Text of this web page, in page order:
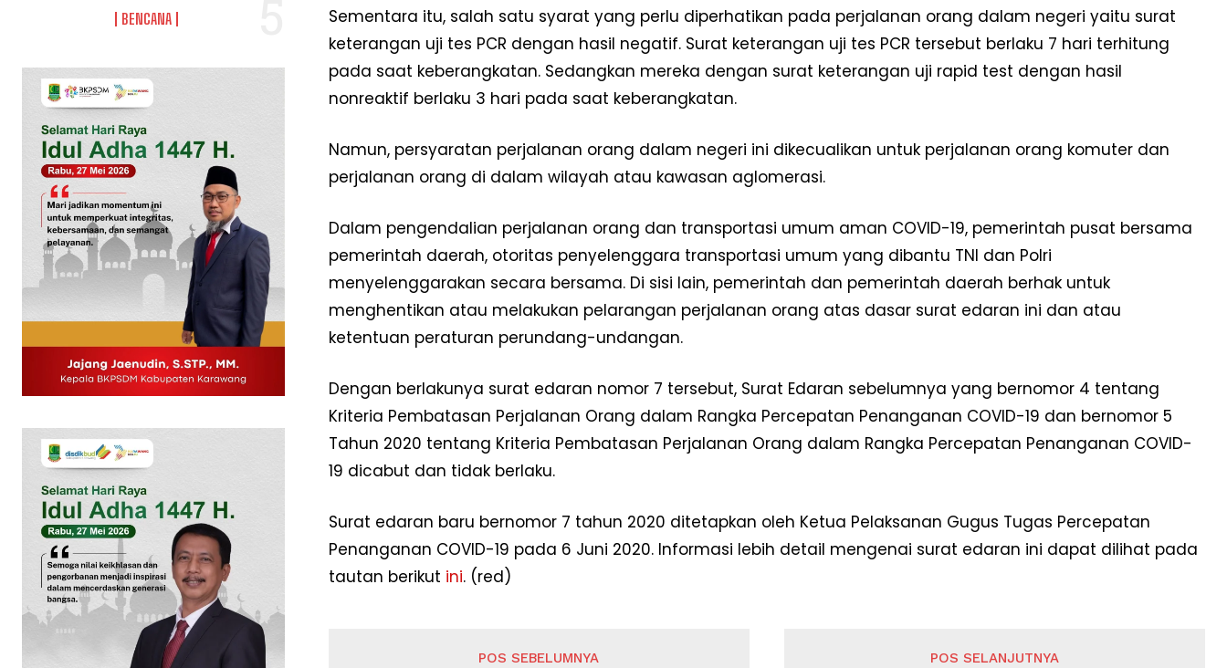
News Week
Magazine PRO
Company
Redaksi
Pedoman Media Siber
BENCANA
Sementara itu, salah satu syarat yang perlu diperhatikan pada perjalanan orang dalam negeri yaitu surat
keterangan uji tes PCR dengan hasil negatif. Surat keterangan uji tes PCR tersebut berlaku 7 hari terhitung
pada saat keberangkatan. Sedangkan mereka dengan surat keterangan uji rapid test dengan hasil
nonreaktif berlaku 3 hari pada saat keberangkatan.
Namun, persyaratan perjalanan orang dalam negeri ini dikecualikan untuk perjalanan orang komuter dan
perjalanan orang di dalam wilayah atau kawasan aglomerasi.
Dalam pengendalian perjalanan orang dan transportasi umum aman COVID-19, pemerintah pusat bersama
pemerintah daerah, otoritas penyelenggara transportasi umum yang dibantu TNI dan Polri
menyelenggarakan secara bersama. Di sisi lain, pemerintah dan pemerintah daerah berhak untuk
menghentikan atau melakukan pelarangan perjalanan orang atas dasar surat edaran ini dan atau
ketentuan peraturan perundang-undangan.
Dengan berlakunya surat edaran nomor 7 tersebut, Surat Edaran sebelumnya yang bernomor 4 tentang
Kriteria Pembatasan Perjalanan Orang dalam Rangka Percepatan Penanganan COVID-19 dan bernomor 5
Tahun 2020 tentang Kriteria Pembatasan Perjalanan Orang dalam Rangka Percepatan Penanganan COVID-
19 dicabut dan tidak berlaku.
Surat edaran baru bernomor 7 tahun 2020 ditetapkan oleh Ketua Pelaksanan Gugus Tugas Percepatan
Penanganan COVID-19 pada 6 Juni 2020. Informasi lebih detail mengenai surat edaran ini dapat dilihat pada
tautan berikut ini. (red)
POS SEBELUMNYA POS SELANJUTNYA